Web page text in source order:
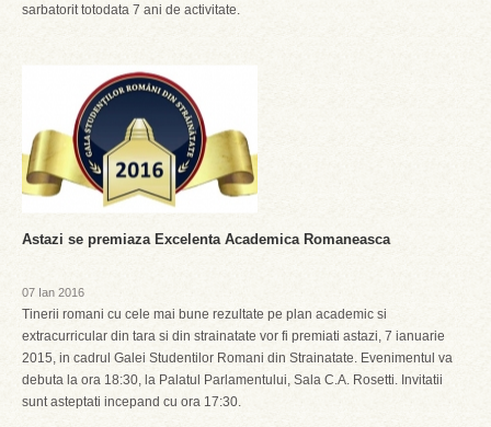
sarbatorit totodata 7 ani de activitate.
Astazi se premiaza Excelenta Academica Romaneasca
07 Ian 2016
Tinerii romani cu cele mai bune rezultate pe plan academic si
extracurricular din tara si din strainatate vor fi premiati astazi, 7 ianuarie
2015, in cadrul Galei Studentilor Romani din Strainatate. Evenimentul va
debuta la ora 18:30, la Palatul Parlamentului, Sala C.A. Rosetti. Invitatii
sunt asteptati incepand cu ora 17:30.